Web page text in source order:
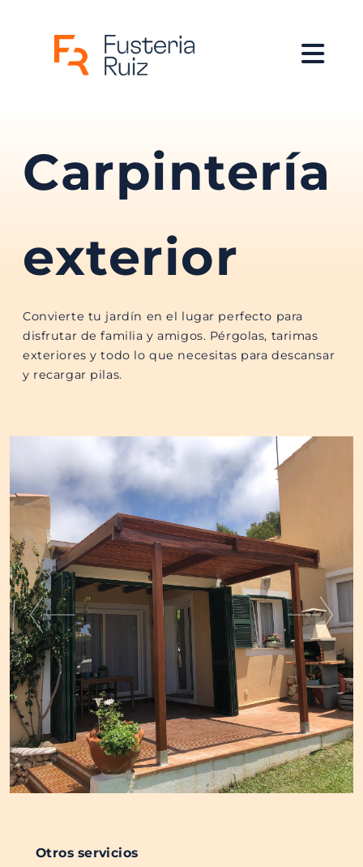
Carpintería
exterior
Convierte tu jardín en el lugar perfecto para
disfrutar de familia y amigos. Pérgolas, tarimas
exteriores y todo lo que necesitas para descansar
y recargar pilas.
Otros servicios